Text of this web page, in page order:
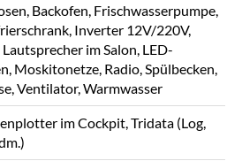
Backofen, Frischwasserpumpe,
Inverter 12V/220V,
im Salon, LED-
Moskitonetze, Radio, Spülbecken,
Ventilator, Warmwasser
im Cockpit, Tridata (Log,